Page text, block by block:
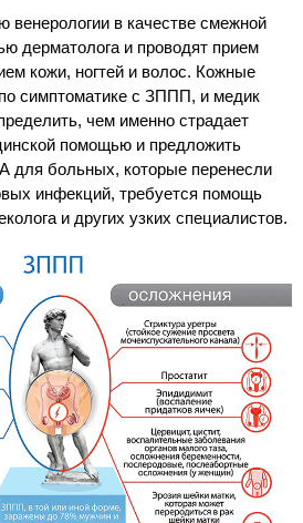
венерологии в качестве смежной
дерматолога и проводят прием
кожи, ногтей и волос. Кожные
симптоматике с ЗППП, и медик
чем именно страдает
помощью и предложить
для больных, которые перенесли
инфекций, требуется помощь
и других узких специалистов.